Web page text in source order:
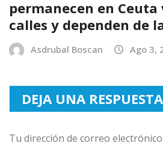
permanecen en Ceuta
calles y dependen de
Asdrubal Boscan Ago 3,
DEJA UNA RESPUESTA
Tu dirección de correo